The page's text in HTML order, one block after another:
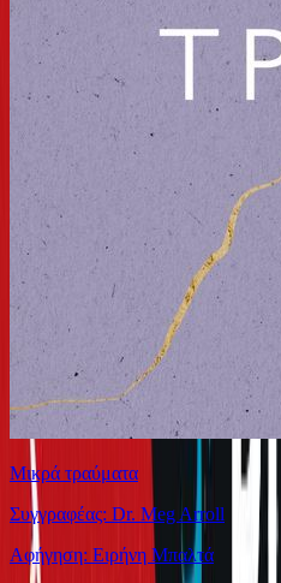
Μικρά τραύματα
Συγγραφέας: Dr. Meg Arroll
Αφήγηση: Ειρήνη Μπαλτά